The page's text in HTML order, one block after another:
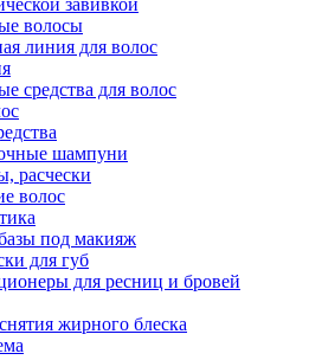
завивкой
волосы
линия для волос
средства для волос
шампуни
расчески
волос
под макияж
для губ
для ресниц и бровей
жирного блеска